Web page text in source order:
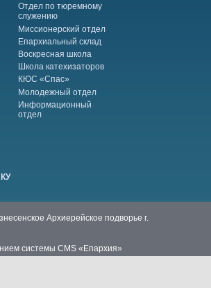
Отдел по тюремному
служению
Миссионерский отдел
Епархиальный склад
Воскресная школа
Школа катехизаторов
КЮС «Спас»
Молодежный отдел
Информационный
отдел
Архиерейское подворье г.
системы CMS «Епархия»